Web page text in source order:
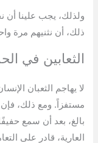
ولذلك، يجب علينا أن
ذلك، أن نثنيهم مرة
الثعابين في
لا يهاجم الثعبان
مستفزاً. ومع ذلك،
بالغ، بعد أن سمع
العارية، قادر على